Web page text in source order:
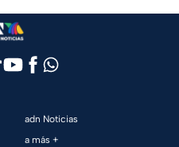
adn Noticias
a más +